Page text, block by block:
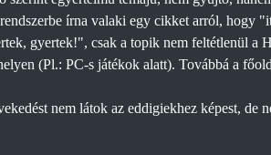
írna valaki egy cikket arról, hogy
gyertek!", csak a topik nem feltétlenül a
(Pl.: PC-s játékok alatt). Továbbá a
nem látok az eddigiekhez képest, de